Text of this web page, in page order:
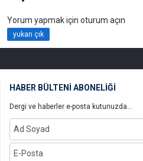
Yorum yapmak için oturum açın
yukarı çık
HABER BÜLTENİ ABONELİĞİ
Dergi ve haberler e-posta kutunuzda...